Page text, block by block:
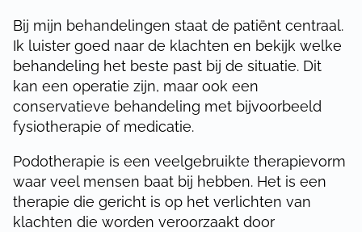
Bij mijn behandelingen staat de patiënt centraal.
Ik luister goed naar de klachten en bekijk welke
behandeling het beste past bij de situatie. Dit
kan een operatie zijn, maar ook een
conservatieve behandeling met bijvoorbeeld
fysiotherapie of medicatie.
Podotherapie is een veelgebruikte therapievorm
waar veel mensen baat bij hebben. Het is een
therapie die gericht is op het verlichten van
klachten die worden veroorzaakt door